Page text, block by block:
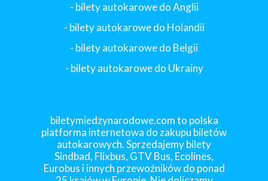
biletymiedzynarodowe.com to polska
platforma internetowa do zakupu biletów
autokarowych. Sprzedajemy bilety
Sindbad, Flixbus, GTV Bus, Ecolines,
Eurobus i innych przewoźników do ponad
- bilety autokarowe do Anglii
- bilety autokarowe do Holandii
- bilety autokarowe do Belgii
- bilety autokarowe do Ukrainy